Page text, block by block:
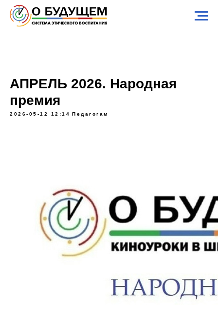
АПРЕЛЬ 2026. Народная
премия
2026-05-12 12:14 Педагогам